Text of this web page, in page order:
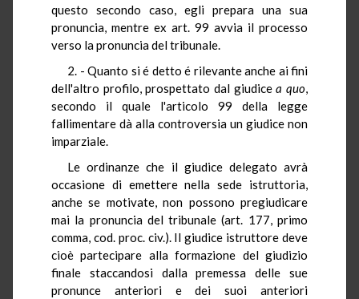
questo secondo caso, egli prepara una sua
pronuncia, mentre ex art. 99 avvia il processo
verso la pronuncia del tribunale.
2. - Quanto si é detto é rilevante anche ai fini
dell'altro profilo, prospettato dal giudicea quo,
secondo il quale l'articolo 99 della legge
fallimentare dà alla controversia un giudice non
imparziale.
Le ordinanze che il giudice delegato avrà
occasione di emettere nella sede istruttoria,
anche se motivate, non possono pregiudicare
mai la pronuncia del tribunale (art. 177, primo
comma, cod. proc. civ.). Il giudice istruttore deve
cioè partecipare alla formazione del giudizio
finale staccandosi dalla premessa delle sue
pronunce anteriori e dei suoi anteriori